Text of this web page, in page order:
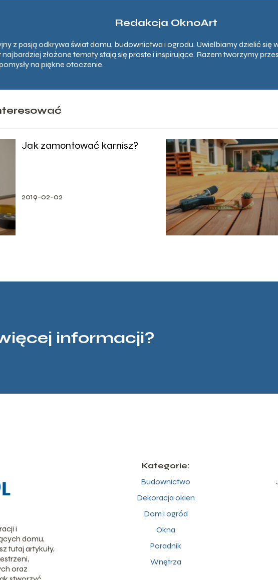
Redakcja OknoArt
z pasją odkrywa świat domu, budownictwa i ogrodu. Uwielbiamy dzielić się
złożone tematy stają się proste i inspirujące. Razem tworzymy
na piękne otoczenie.
Jak zamontować karnisz?
2019-02-02
informacji?
i
domu,
tutaj artykuły,
oraz
Kategorie:
Budownictwo
Dekoracja okien
Dom i ogród
Okna
Poradnik
Wnętrza